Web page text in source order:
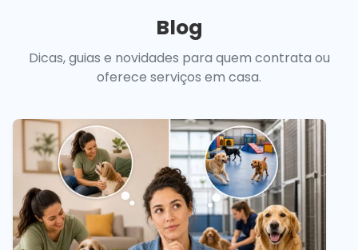
Blog
Dicas, guias e novidades para quem contrata ou
oferece serviços em casa.